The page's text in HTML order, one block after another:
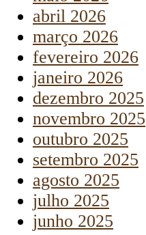
abril 2026
março 2026
fevereiro 2026
janeiro 2026
dezembro 2025
novembro 2025
outubro 2025
setembro 2025
agosto 2025
julho 2025
junho 2025